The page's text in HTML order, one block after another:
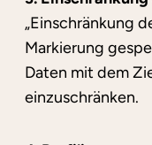
„Einschränkung
Markierung
Daten mit dem
einzuschränken.